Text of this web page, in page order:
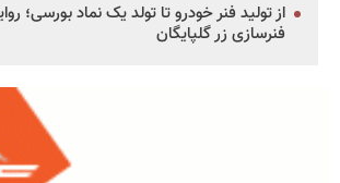
از تولید فنر خودرو تا تولد یک نماد بورسی؛
فنرسازی زر گلپایگان